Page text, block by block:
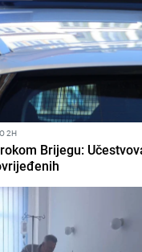
2H
Brijegu: